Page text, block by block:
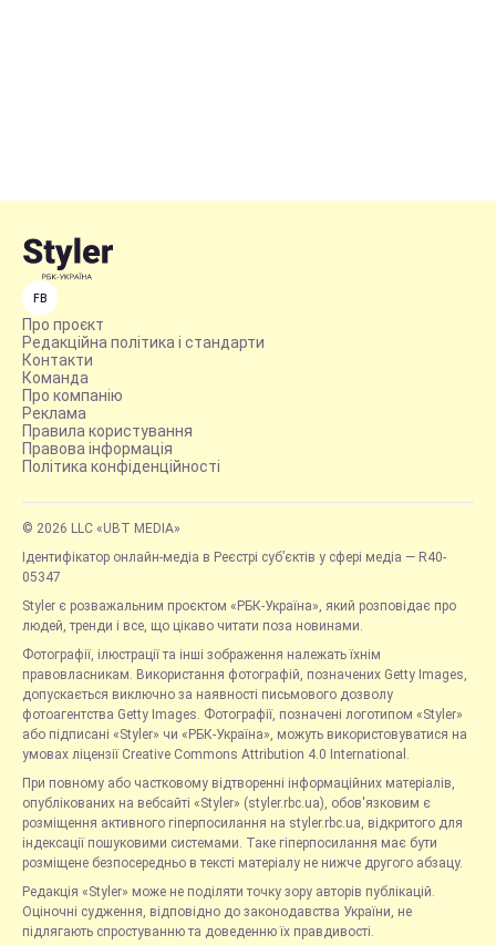
FB
Про проєкт
Редакційна політика і стандарти
Контакти
Команда
Про компанію
Реклама
Правила користування
Правова інформація
Політика конфіденційності
© 2026 LLC «UBT MEDIA»
Ідентифікатор онлайн-медіа в Реєстрі суб’єктів у сфері медіа — R40-
05347
Styler є розважальним проєктом «РБК-Україна», який розповідає про
людей, тренди і все, що цікаво читати поза новинами.
Фотографії, ілюстрації та інші зображення належать їхнім
правовласникам. Використання фотографій, позначених Getty Images,
допускається виключно за наявності письмового дозволу
фотоагентства Getty Images. Фотографії, позначені логотипом «Styler»
або підписані «Styler» чи «РБК-Україна», можуть використовуватися на
умовах ліцензії Creative Commons Attribution 4.0 International.
При повному або частковому відтворенні інформаційних матеріалів,
опублікованих на вебсайті «Styler» (styler.rbc.ua), обов'язковим є
розміщення активного гіперпосилання на styler.rbc.ua, відкритого для
індексації пошуковими системами. Таке гіперпосилання має бути
розміщене безпосередньо в тексті матеріалу не нижче другого абзацу.
Редакція «Styler» може не поділяти точку зору авторів публікацій.
Оціночні судження, відповідно до законодавства України, не
підлягають спростуванню та доведенню їх правдивості.